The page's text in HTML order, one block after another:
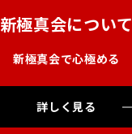
新極真会について
新極真会で心極める
詳しく見る